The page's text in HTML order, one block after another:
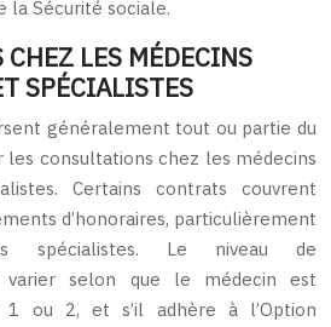
la Sécurité sociale.
LES MÉDECINS
SPÉCIALISTES
généralement tout ou partie du
consultations chez les médecins
Certains contrats couvrent
d’honoraires, particulièrement
spécialistes. Le niveau de
varier selon que le médecin est
1 ou 2, et s’il adhère à l’Option